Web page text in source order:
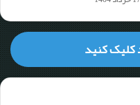
کلیک کنید